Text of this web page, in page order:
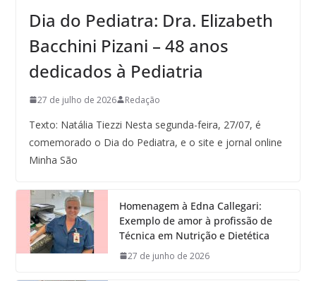
Dia do Pediatra: Dra. Elizabeth
Bacchini Pizani – 48 anos
dedicados à Pediatria
27 de julho de 2026 Redação
Texto: Natália Tiezzi Nesta segunda-feira, 27/07, é
comemorado o Dia do Pediatra, e o site e jornal online
Minha São
Homenagem à Edna Callegari:
Exemplo de amor à profissão de
Técnica em Nutrição e Dietética
27 de junho de 2026